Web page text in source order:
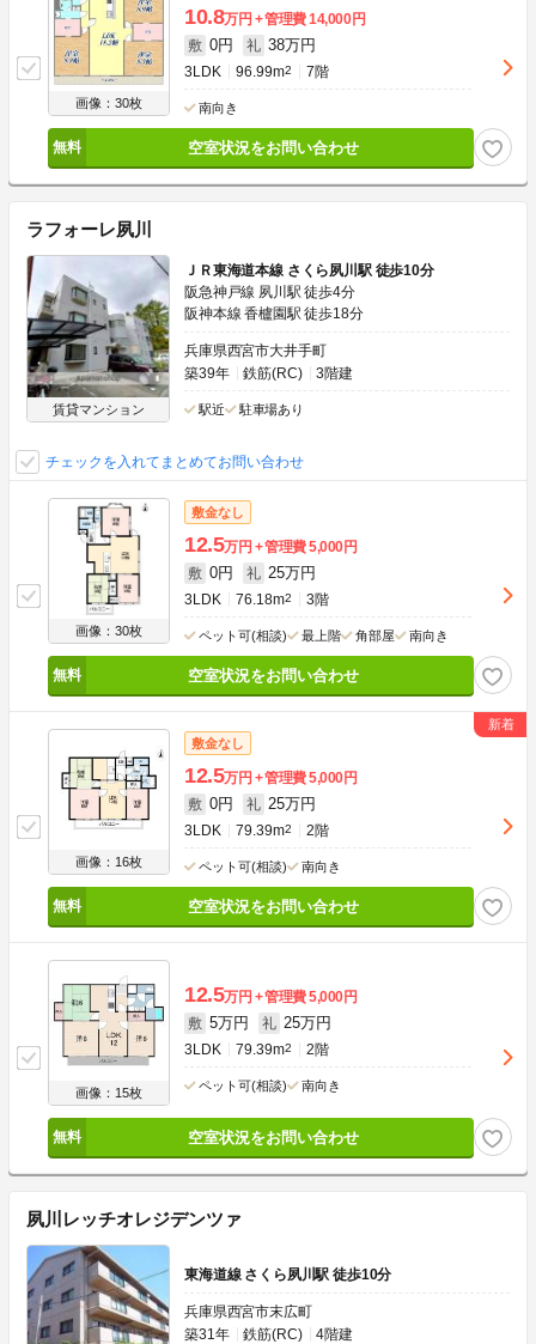
画像：30枚
10.8万円 管理費14,000円
敷 0円 礼 38万円
3LDK 96.99m2 7階
南向き
空室状況をお問い合わせ
ラフォーレ夙川
賃貸マンション
ＪＲ東海道本線 さくら夙川駅 徒歩10分
阪急神戸線 夙川駅 徒歩4分
阪神本線 香櫨園駅 徒歩18分
兵庫県西宮市大井手町
築39年
鉄筋(RC) 3階建
駅近 駐車場あり
チェックを入れてまとめてお問い合わせ
画像：30枚
敷金なし
12.5万円 管理費5,000円
敷 0円 礼 25万円
3LDK 76.18m2 3階
ペット可(相談) 最上階 角部屋 南向き
空室状況をお問い合わせ
画像：16枚
敷金なし
12.5万円 管理費5,000円
敷 0円 礼 25万円
3LDK 79.39m2 2階
ペット可(相談) 南向き
空室状況をお問い合わせ
画像：15枚
12.5万円 管理費5,000円
敷 5万円 礼 25万円
3LDK 79.39m2 2階
ペット可(相談) 南向き
空室状況をお問い合わせ
夙川レッチオレジデンツァ
東海道線 さくら夙川駅 徒歩10分
兵庫県西宮市末広町
築31年
鉄筋(RC) 4階建